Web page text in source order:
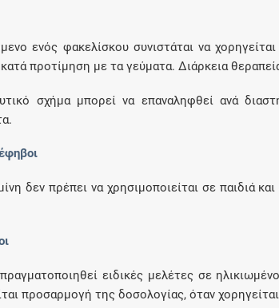
νόσους,
ενός φακελίσκου συνιστάται να
προτίμηση με τα γεύματα. Διάρκεια
σχήμα μπορεί να επαναληφθεί ανά
δεν πρέπει να χρησιμοποιείται σε παιδιά
ειδικές μελέτες σε
προσαρμογή της δοσολογίας, όταν